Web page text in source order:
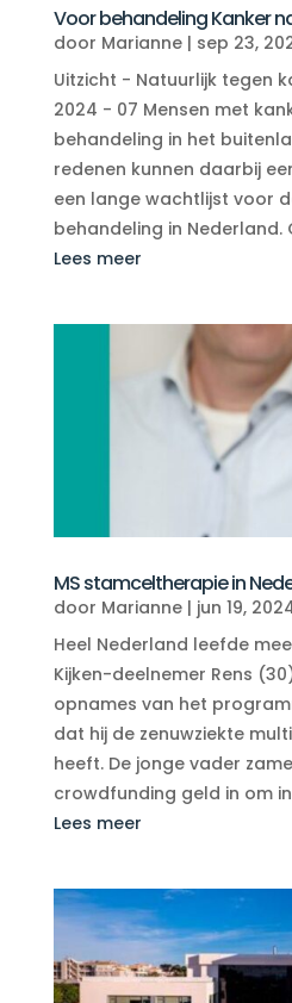
Voor behandeling Kanker
door Marianne| sep 23,
Uitzicht - Natuurlijk tegen
2024 - 07 Mensen met
behandeling in het
redenen kunnen daarbij
een lange wachtlijst voor
behandeling in Nederland.
Lees meer
MS stamceltherapie in
door Marianne| jun 19,
Heel Nederland leefde
Kijken-deelnemer Rens
opnames van het
dat hij de zenuwziekte
heeft. De jonge vader
crowdfunding geld in om in
Lees meer